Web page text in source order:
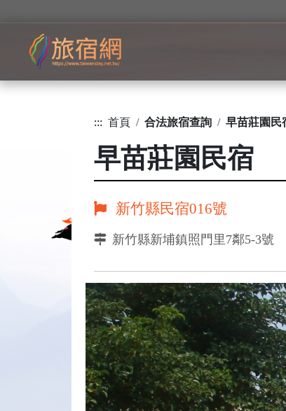
::: 首頁 合法旅宿查詢 早苗莊園民
早苗莊園民宿
新竹縣民宿016號
新竹縣新埔鎮照門里7鄰5-3號